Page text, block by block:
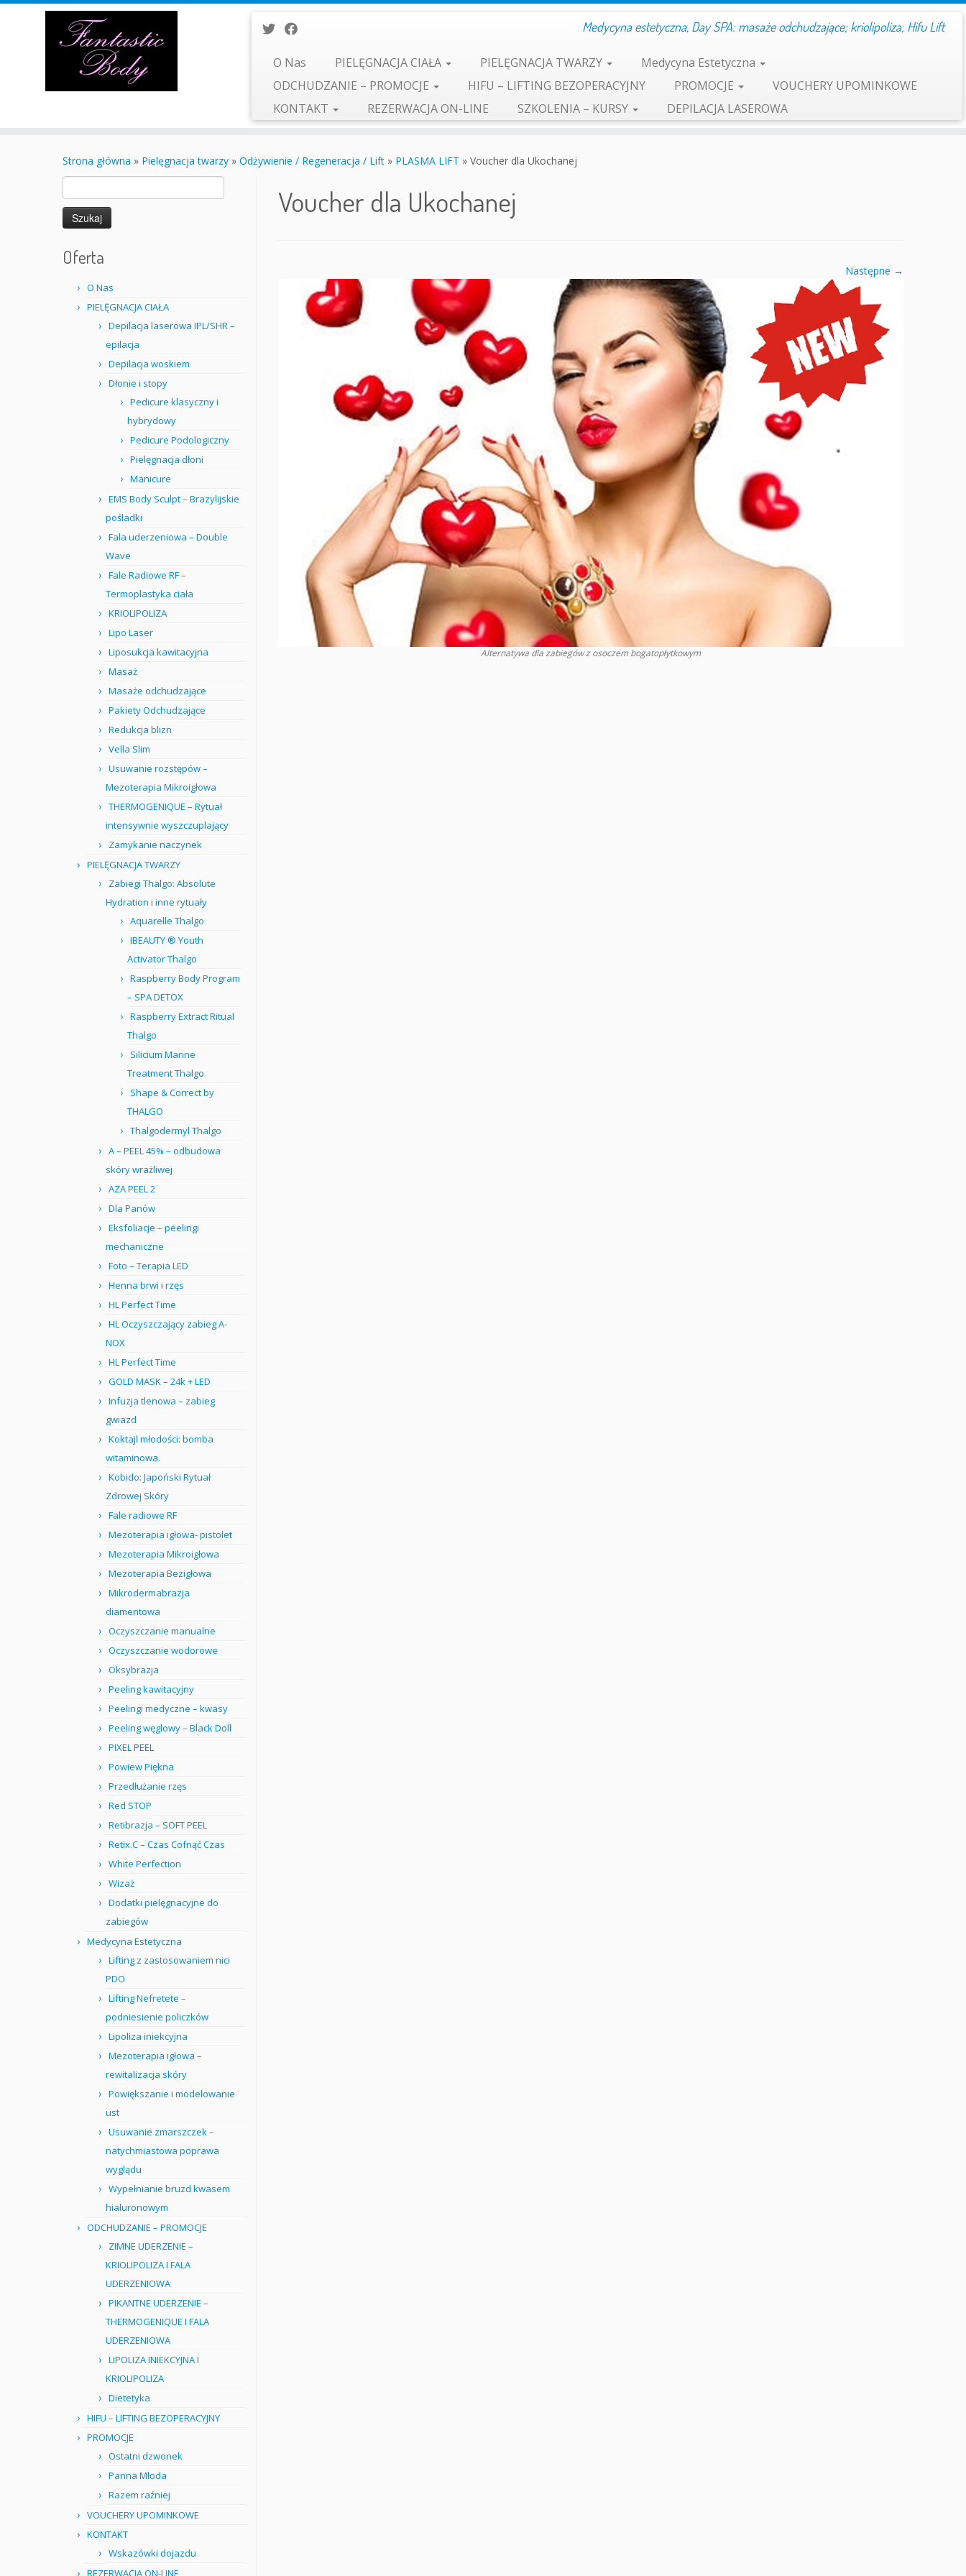
Medycyna estetyczna, Day SPA: masaże odchudzające; kriolipoliza; Hifu Lift
O Nas PIELĘGNACJA CIAŁA PIELĘGNACJA TWARZY
Medycyna Estetyczna
ODCHUDZANIE – PROMOCJE
HIFU – LIFTING BEZOPERACYJNY PROMOCJE
VOUCHERY UPOMINKOWE
KONTAKT
REZERWACJA ON-LINE SZKOLENIA – KURSY DEPILACJA LASEROWA
Strona główna » Pielęgnacja twarzy » Odżywienie / Regeneracja / Lift » PLASMA LIFT » Voucher dla Ukochanej
Oferta
O Nas
PIELĘGNACJA CIAŁA
Depilacja laserowa IPL/SHR –
epilacja
Depilacja woskiem
Dłonie i stopy
Pedicure klasyczny i
hybrydowy
Pedicure Podologiczny
Pielęgnacja dłoni
Manicure
EMS Body Sculpt – Brazylijskie
pośladki
Fala uderzeniowa – Double
Wave
Fale Radiowe RF –
Termoplastyka ciała
KRIOLIPOLIZA
Lipo Laser
Liposukcja kawitacyjna
Masaż
Masaże odchudzające
Pakiety Odchudzające
Redukcja blizn
Vella Slim
Usuwanie rozstępów –
Mezoterapia Mikroigłowa
THERMOGENIQUE – Rytuał
intensywnie wyszczuplający
Zamykanie naczynek
PIELĘGNACJA TWARZY
Zabiegi Thalgo: Absolute
Hydration i inne rytuały
Aquarelle Thalgo
IBEAUTY ® Youth
Activator Thalgo
Raspberry Body Program
– SPA DETOX
Raspberry Extract Ritual
Thalgo
Silicium Marine
Treatment Thalgo
Shape & Correct by
THALGO
Thalgodermyl Thalgo
A – PEEL 45% – odbudowa
skóry wrażliwej
AZA PEEL 2
Dla Panów
Eksfoliacje – peelingi
mechaniczne
Foto – Terapia LED
Henna brwi i rzęs
HL Perfect Time
HL Oczyszczający zabieg A-
NOX
HL Perfect Time
GOLD MASK – 24k + LED
Infuzja tlenowa – zabieg
gwiazd
Koktajl młodości: bomba
witaminowa.
Kobido: Japoński Rytuał
Zdrowej Skóry
Fale radiowe RF
Mezoterapia igłowa- pistolet
Mezoterapia Mikroigłowa
Mezoterapia Bezigłowa
Mikrodermabrazja
diamentowa
Oczyszczanie manualne
Oczyszczanie wodorowe
Oksybrazja
Peeling kawitacyjny
Peelingi medyczne – kwasy
Peeling węglowy – Black Doll
PIXEL PEEL
Powiew Piękna
Przedłużanie rzęs
Red STOP
Retibrazja – SOFT PEEL
Retix.C – Czas Cofnąć Czas
White Perfection
Wizaż
Dodatki pielęgnacyjne do
zabiegów
Medycyna Estetyczna
Lifting z zastosowaniem nici
PDO
Lifting Nefretete –
podniesienie policzków
Lipoliza iniekcyjna
Mezoterapia igłowa –
rewitalizacja skóry
Powiększanie i modelowanie
ust
Usuwanie zmarszczek –
natychmiastowa poprawa
wyglądu
Wypełnianie bruzd kwasem
hialuronowym
ODCHUDZANIE – PROMOCJE
ZIMNE UDERZENIE –
KRIOLIPOLIZA I FALA
UDERZENIOWA
PIKANTNE UDERZENIE –
THERMOGENIQUE I FALA
UDERZENIOWA
LIPOLIZA INIEKCYJNA I
KRIOLIPOLIZA
Dietetyka
HIFU – LIFTING BEZOPERACYJNY
PROMOCJE
Ostatni dzwonek
Panna Młoda
Razem raźniej
VOUCHERY UPOMINKOWE
KONTAKT
Wskazówki dojazdu
REZERWACJA ON-LINE
Voucher dla Ukochanej
Następne →
Alternatywa dla zabiegów z osoczem bogatopłytkowym